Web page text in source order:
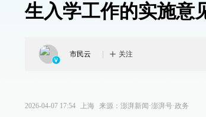
生入学工作的实施意
市民云 关注
2026-04-07 17:54 上海 来源： 澎湃新闻·澎湃号·政务